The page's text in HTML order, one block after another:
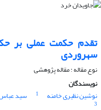
تقدم حکمت عملی بر
سهروردی
نوع مقاله : مقاله پژوهشی
نویسندگان
نوشین نظیری خامنه
1 سید
3